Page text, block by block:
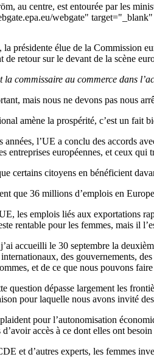
au centre, est entourée par les
webgate"
présidente élue de la Commission
de retour sur le devant de la scène
commissaire au commerce dans
mais nous ne devons pas nous
amène la prospérité, c’est un fait
années, l’UE a conclu des accords
entreprises européennes, et ceux
certains citoyens en bénéficient
que 36 millions d’emplois en
les emplois liés aux exportations
rentable pour les femmes, mais il
accueilli le 30 septembre la
des gouvernements,
et de ce que nous pouvons
question dépasse largement les
pour laquelle nous avons invité
pour l’autonomisation
d’avoir accès à ce dont elles ont
et d’autres experts, les femmes